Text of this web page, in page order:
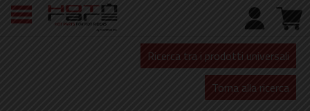
Ricerca tra i prodotti universali
Torna alla ricerca